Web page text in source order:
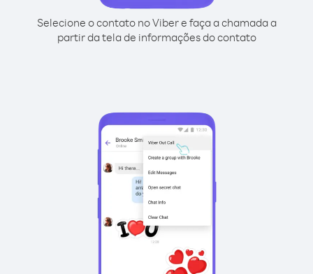
Selecione o contato no Viber e faça a chamada a
partir da tela de informações do contato